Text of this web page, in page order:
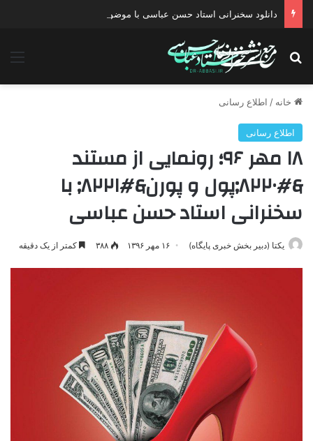
دانلود سخنرانی استاد حسن عباسی با موضوع چهار انتخاب ۱۴۰۰
جستجو برای
خانه / اطلاع رسانی
اطلاع رسانی
۱۸ مهر ۹۶؛ رونمایی از مستند
&#۸۲۲۰;پول و پورن&#۸۲۲۱; با
سخنرانی استاد حسن عباسی
یکتا (دبیر بخش خبری پایگاه) ۱۶ مهر ۱۳۹۶ ۳۸۸ کمتر از یک دقیقه